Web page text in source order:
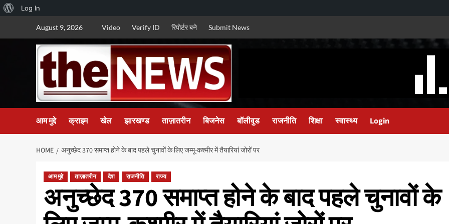
About
WordPress
Log In
August 9, 2026 Video Verify ID रिपोर्टर बने Submit News
आम मुद्दे क्राइम खेल झारखण्ड ताज़ातरीन बिजनेस बॉलीवुड राजनीति शिक्षा स्वास्थ्य Login
HOME अनुच्छेद 370 समाप्त होने के बाद पहले चुनावों के लिए जम्मू-कश्मीर में तैयारियां जोरों पर
आम मुद्दे ताज़ातरीन देश राजनीति राज्य
अनुच्छेद 370 समाप्त होने के बाद पहले चुनावों के